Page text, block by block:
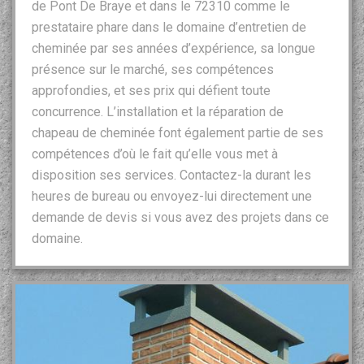
de Pont De Braye et dans le 72310 comme le
prestataire phare dans le domaine d’entretien de
cheminée par ses années d’expérience, sa longue
présence sur le marché, ses compétences
approfondies, et ses prix qui défient toute
concurrence. L’installation et la réparation de
chapeau de cheminée font également partie de ses
compétences d’où le fait qu’elle vous met à
disposition ses services. Contactez-la durant les
heures de bureau ou envoyez-lui directement une
demande de devis si vous avez des projets dans ce
domaine.